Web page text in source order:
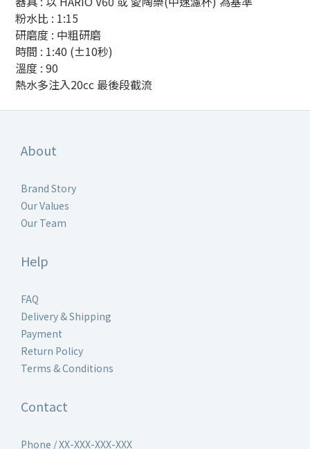
粉水比 : 1:15
研磨度 : 中粗研磨
時間 : 1:40 (±10秒)
溫度 : 90
熱水多注入20cc 最後段截流
About
Brand Story
Our Values
Our Team
Help
FAQ
Delivery & Shipping
Payment
Return Policy
Terms & Conditions
Contact
Phone / XX-XXX-XXX-XXX